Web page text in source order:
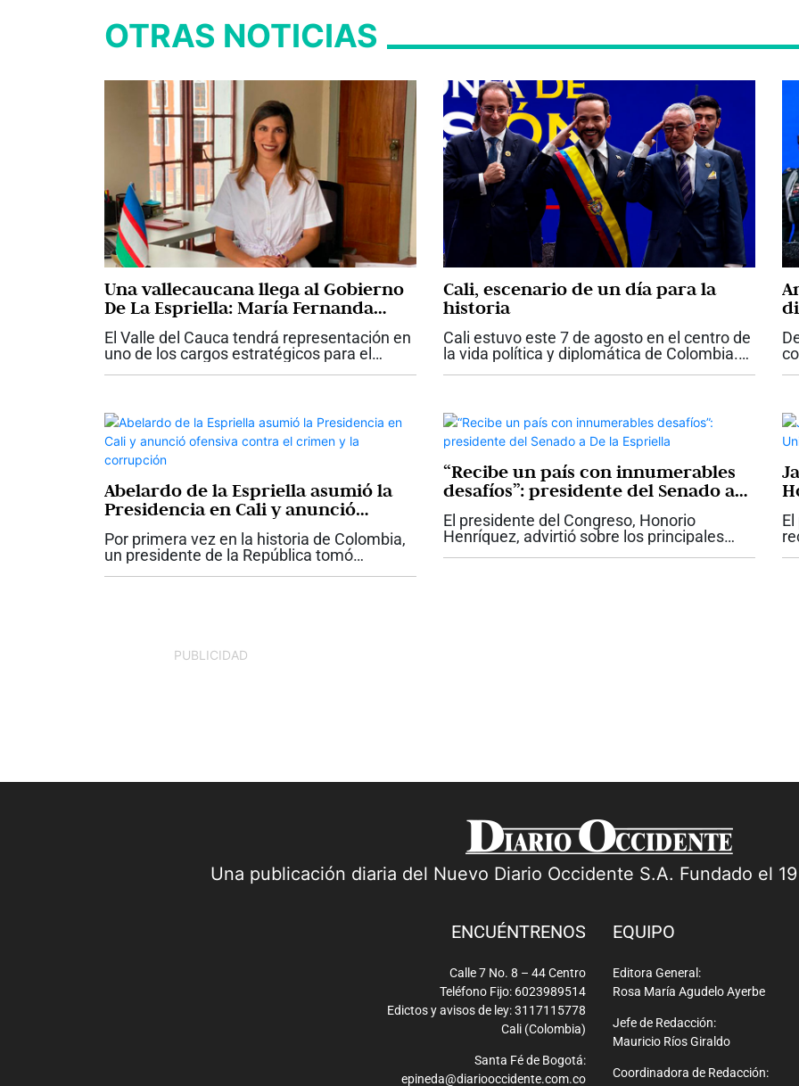
OTRAS NOTICIAS
Una vallecaucana llega al Gobierno
De La Espriella: María Fernanda
Santa, nueva viceministra de
Infraestructura
El Valle del Cauca tendrá representación en
uno de los cargos estratégicos para el
desarrollo de las grandes obras del país.
Cali, escenario de un día para la
historia
Cali estuvo este 7 de agosto en el centro de
la vida política y diplomática de Colombia.
La posesión de Abelardo de la Espriella
Abelardo de la Espriella asumió la
Presidencia en Cali y anunció
ofensiva contra el crimen y la
corrupción
Por primera vez en la historia de Colombia,
un presidente de la República tomó
posesión de su cargo en Cali. Abelardo de la
“Recibe un país con innumerables
desafíos”: presidente del Senado a
De la Espriella
El presidente del Congreso, Honorio
Henríquez, advirtió sobre los principales
desafíos que, a su juicio, deberá enfrentar el
PUBLICIDAD
Una publicación diaria del Nuevo Diario Occidente S.A. Fundado el
ENCUÉNTRENOS
Calle 7 No. 8 – 44 Centro
Teléfono Fijo: 6023989514
Edictos y avisos de ley: 3117115778
Cali (Colombia)
Santa Fé de Bogotá:
epineda@diariooccidente.com.co
EQUIPO
Editora General:
Rosa María Agudelo Ayerbe
Jefe de Redacción:
Mauricio Ríos Giraldo
Coordinadora de Redacción: